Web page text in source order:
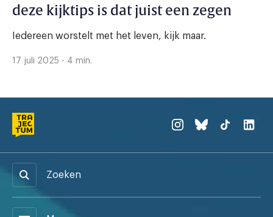
deze kijktips is dat juist een zegen
Iedereen worstelt met het leven, kijk maar.
17 juli 2025 - 4 min.
Zoeken